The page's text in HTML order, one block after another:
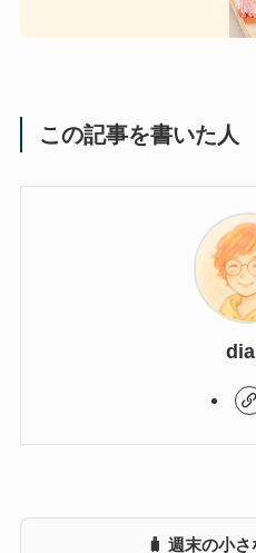
この記事を書いた人
🧳 週末の小